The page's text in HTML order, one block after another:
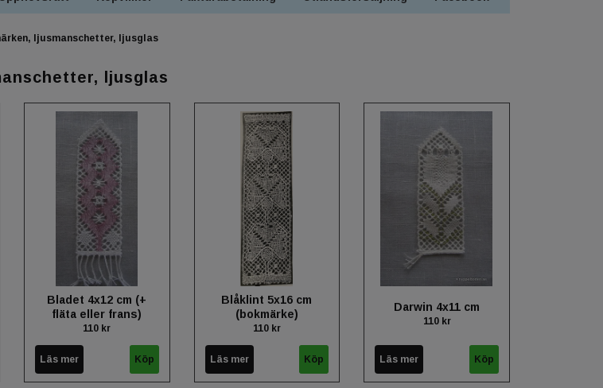
ljusmanschetter, ljusglas
ljusglas
Bladet 4x12 cm (+
fläta eller frans)
110 kr
Läs mer
Blåklint 5x16 cm
(bokmärke)
110 kr
Läs mer
Darwin 4x11 cm
110 kr
Läs mer